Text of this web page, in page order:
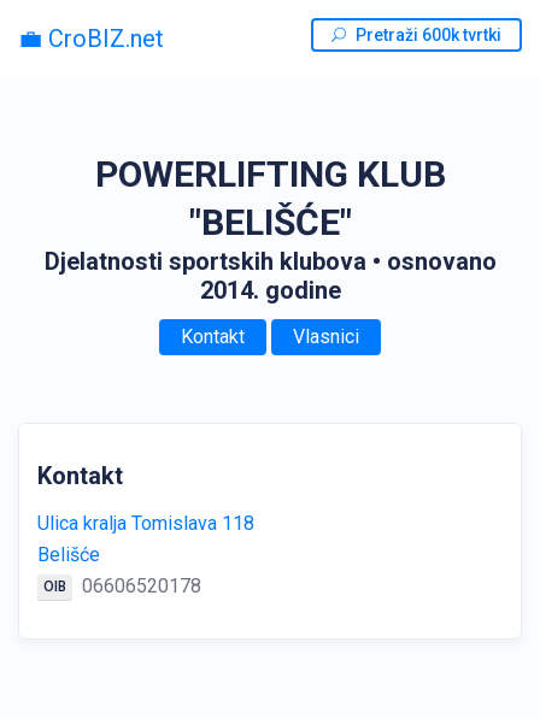
💼 CroBIZ.net Pretraži 600k tvrtki
POWERLIFTING KLUB
"BELIŠĆE"
Djelatnosti sportskih klubova • osnovano
2014. godine
Kontakt Vlasnici
Kontakt
Ulica kralja Tomislava 118
Belišće
OIB 06606520178